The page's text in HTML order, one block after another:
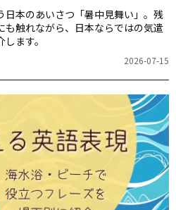
日本のあいさつ「暑中見舞い」。残
も触れながら、日本ならではの気遣
ます。
2026-07-15